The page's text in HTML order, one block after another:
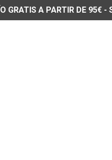
GRATIS A PARTIR DE 95€